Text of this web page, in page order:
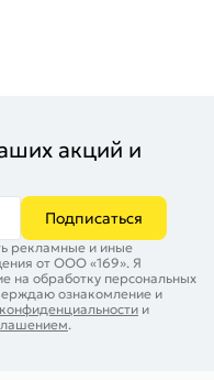
акций и
Подписаться
рекламные и иные
от ООО «169». Я
на обработку персональных
ознакомление и
и
.